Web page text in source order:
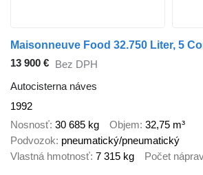
Maisonneuve Food 32.750 Liter, 5
13 900 € Bez DPH
Autocisterna náves
1992
Nosnosť 30 685 kg Objem 32,75 m³
Podvozok pneumatický/pneumatický
Vlastná hmotnosť 7 315 kg Počet